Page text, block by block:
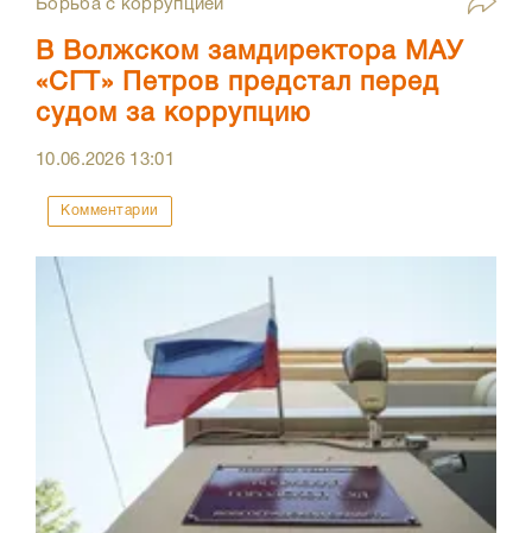
Борьба с коррупцией
В Волжском замдиректора МАУ
«СГТ» Петров предстал перед
судом за коррупцию
10.06.2026 13:01
Комментарии